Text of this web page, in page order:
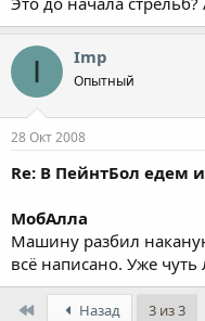
I Imp
Опытный
28 Окт 2008
Re: В ПейнтБол едем
МобАлла
Машину разбил
всё написано. Уже
Назад 3 из 3